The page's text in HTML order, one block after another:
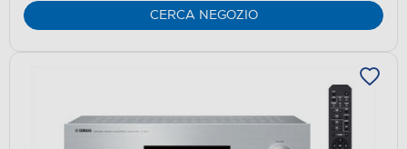
CERCA NEGOZIO